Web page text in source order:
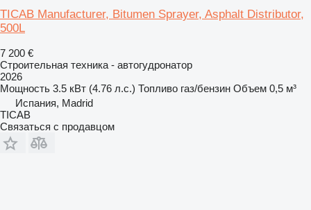
TICAB Manufacturer, Bitumen Sprayer, Asphalt Distributor,
500L
7 200 €
Строительная техника - автогудронатор
2026
Мощность 3.5 кВт (4.76 л.с.) Топливо газ/бензин Объем 0,5 м³
Испания, Madrid
ТІСАВ
Связаться с продавцом